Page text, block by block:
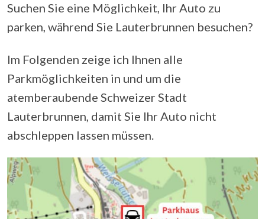
Suchen Sie eine Möglichkeit, Ihr Auto zu
parken, während Sie Lauterbrunnen besuchen?
Im Folgenden zeige ich Ihnen alle
Parkmöglichkeiten in und um die
atemberaubende Schweizer Stadt
Lauterbrunnen, damit Sie Ihr Auto nicht
abschleppen lassen müssen.